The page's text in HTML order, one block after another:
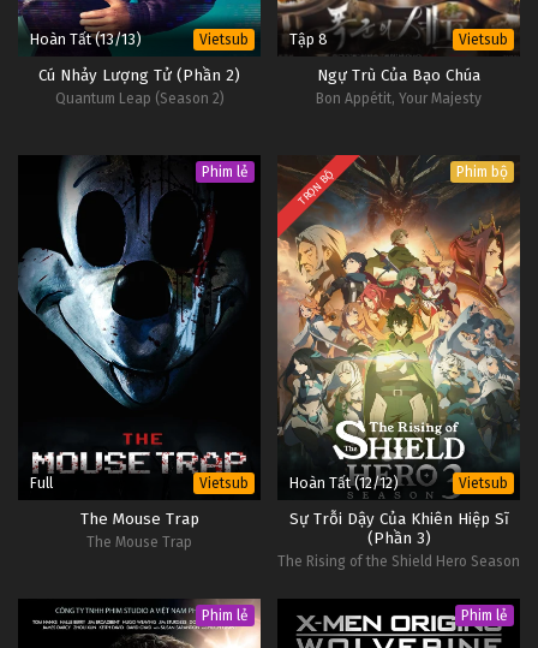
Hoàn Tất (13/13) Vietsub
Cú Nhảy Lượng Tử (Phần 2)
Quantum Leap (Season 2)
Tập 8 Vietsub
Ngự Trù Của Bạo Chúa
Bon Appétit, Your Majesty
Phim lẻ
Full Vietsub
The Mouse Trap
The Mouse Trap
TRỌN BỘ Phim bộ
Hoàn Tất (12/12) Vietsub
Sự Trỗi Dậy Của Khiên Hiệp Sĩ
(Phần 3)
The Rising of the Shield Hero Season
Phim lẻ
Phim lẻ